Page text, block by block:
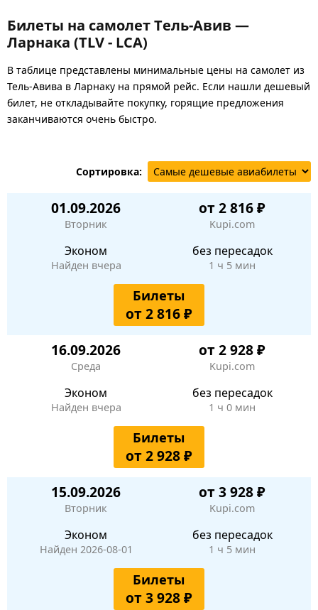
Билеты на самолет Тель-Авив —
Ларнака (TLV - LCA)
В таблице представлены минимальные цены на самолет из
Тель-Авива в Ларнаку на прямой рейс. Если нашли дешевый
билет, не откладывайте покупку, горящие предложения
заканчиваются очень быстро.
Сортировка:
01.09.2026
Вторник
от 2 816 ₽
Kupi.com
Эконом
Найден вчера
без пересадок
1 ч 5 мин
Билеты
от 2 816 ₽
16.09.2026
Среда
от 2 928 ₽
Kupi.com
Эконом
Найден вчера
без пересадок
1 ч 0 мин
Билеты
от 2 928 ₽
15.09.2026
Вторник
от 3 928 ₽
Kupi.com
Эконом
Найден 2026-08-01
без пересадок
1 ч 5 мин
Билеты
от 3 928 ₽